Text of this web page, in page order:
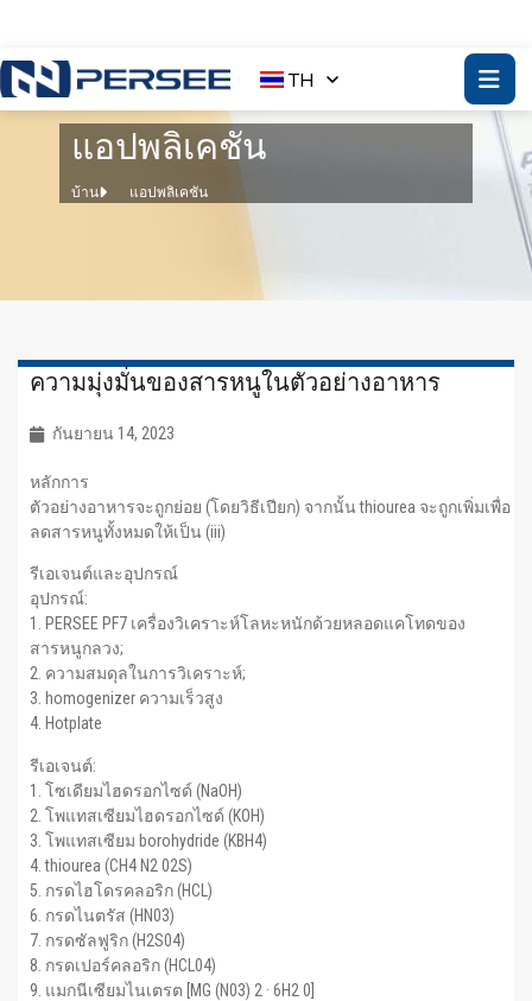
TH
แอปพลิเคชัน
บ้าน แอปพลิเคชัน
ความมุ่งมั่นของสารหนูในตัวอย่างอาหาร
กันยายน 14, 2023
หลักการ
ตัวอย่างอาหารจะถูกย่อย (โดยวิธีเปียก) จากนั้น thiourea จะถูกเพิ่มเพื่อ
ลดสารหนูทั้งหมดให้เป็น (iii)
รีเอเจนต์และอุปกรณ์
อุปกรณ์:
1. PERSEE PF7 เครื่องวิเคราะห์โลหะหนักด้วยหลอดแคโทดของ
สารหนูกลวง;
2. ความสมดุลในการวิเคราะห์;
3. homogenizer ความเร็วสูง
4. Hotplate
รีเอเจนต์:
1. โซเดียมไฮดรอกไซด์ (NaOH)
2. โพแทสเซียมไฮดรอกไซด์ (KOH)
3. โพแทสเซียม borohydride (KBH4)
4. thiourea (CH4 N2 02S)
5. กรดไฮโดรคลอริก (HCL)
6. กรดไนตรัส (HN03)
7. กรดซัลฟูริก (H2S04)
8. กรดเปอร์คลอริก (HCL04)
9. แมกนีเซียมไนเตรต [MG (N03) 2 · 6H2 0]